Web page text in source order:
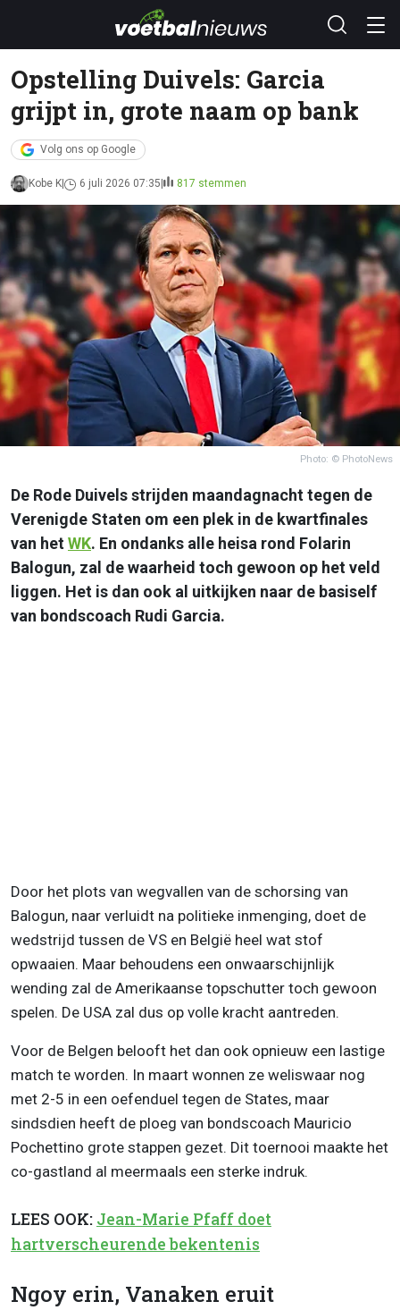
Opstelling Duivels: Garcia
grijpt in, grote naam op bank
Volg ons op Google
Kobe K 6 juli 2026 07:35 817 stemmen
Photo: © PhotoNews
De Rode Duivels strijden maandagnacht tegen de
Verenigde Staten om een plek in de kwartfinales
van hetWK. En ondanks alle heisa rond Folarin
Balogun, zal de waarheid toch gewoon op het veld
liggen. Het is dan ook al uitkijken naar de basiself
van bondscoach Rudi Garcia.
Door het plots van wegvallen van de schorsing van
Balogun, naar verluidt na politieke inmenging, doet de
wedstrijd tussen de VS en België heel wat stof
opwaaien. Maar behoudens een onwaarschijnlijk
wending zal de Amerikaanse topschutter toch gewoon
spelen. De USA zal dus op volle kracht aantreden.
Voor de Belgen belooft het dan ook opnieuw een lastige
match te worden. In maart wonnen ze weliswaar nog
met 2-5 in een oefenduel tegen de States, maar
sindsdien heeft de ploeg van bondscoach Mauricio
Pochettino grote stappen gezet. Dit toernooi maakte het
co-gastland al meermaals een sterke indruk.
LEES OOK: Jean-Marie Pfaff doet
hartverscheurende bekentenis
Ngoy erin, Vanaken eruit